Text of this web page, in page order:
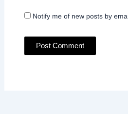
Notify me of new posts by